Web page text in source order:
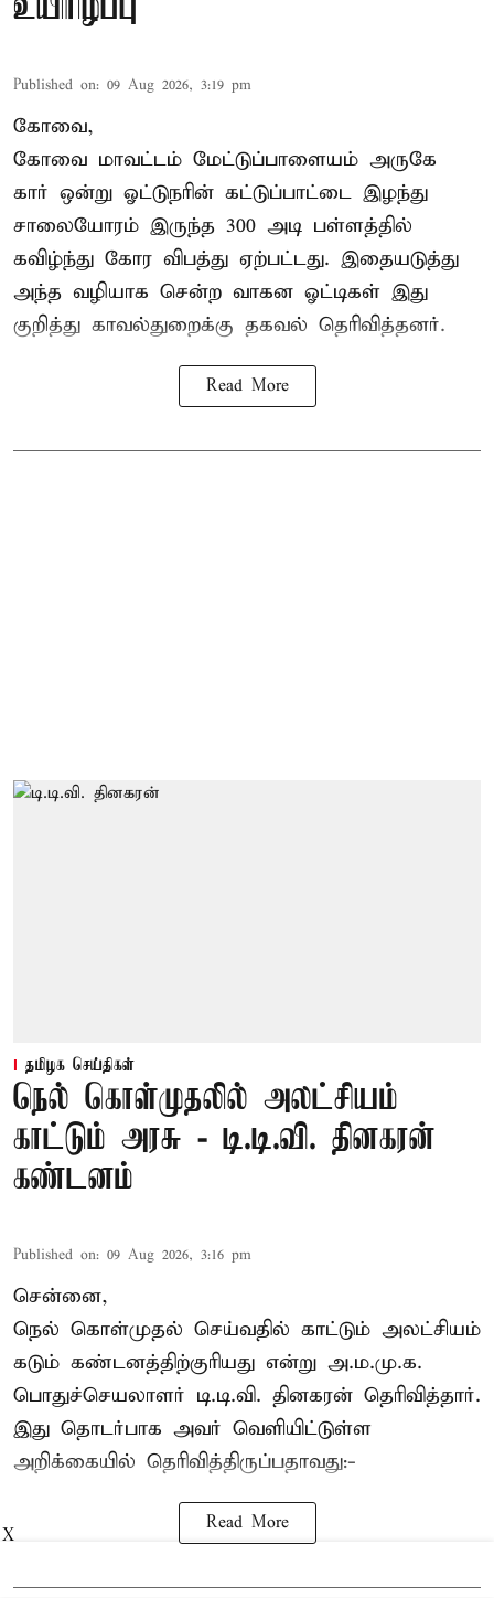
உயிரிழப்பு
Published on: 09 Aug 2026, 3:19 pm
கோவை,
கோவை மாவட்டம் மேட்டுப்பாளையம் அருகே
கார் ஒன்று ஓட்டுநரின் கட்டுப்பாட்டை இழந்து
சாலையோரம் இருந்த 300 அடி பள்ளத்தில்
கவிழ்ந்து கோர விபத்து ஏற்பட்டது. இதையடுத்து
அந்த வழியாக சென்ற வாகன ஓட்டிகள் இது
குறித்து காவல்துறைக்கு தகவல் தெரிவித்தனர்.
Read More
தமிழக செய்திகள்
நெல் கொள்முதலில் அலட்சியம்
காட்டும் அரசு - டி.டி.வி. தினகரன்
கண்டனம்
Published on: 09 Aug 2026, 3:16 pm
சென்னை,
நெல் கொள்முதல் செய்வதில் காட்டும் அலட்சியம்
கடும் கண்டனத்திற்குரியது என்று அ.ம.மு.க.
பொதுச்செயலாளர் டி.டி.வி. தினகரன் தெரிவித்தார்.
இது தொடர்பாக அவர் வெளியிட்டுள்ள
அறிக்கையில் தெரிவித்திருப்பதாவது:-
Read More
X